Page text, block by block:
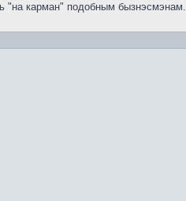
"на карман" подобным бызнэсмэнам.